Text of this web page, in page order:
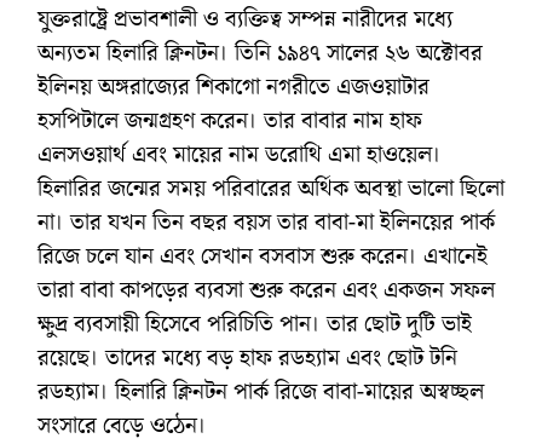
যুক্তরাষ্ট্রে প্রভাবশালী ও ব্যক্তিত্ব সম্পন্ন নারীদের মধ্যে
অন্যতম হিলারি ক্লিনটন। তিনি ১৯৪৭ সালের ২৬ অক্টোবর
ইলিনয় অঙ্গরাজ্যের শিকাগো নগরীতে এজওয়াটার
হসপিটালে জন্মগ্রহণ করেন। তার বাবার নাম হাফ
এলসওয়ার্থ এবং মায়ের নাম ডরোথি এমা হাওয়েল।
হিলারির জন্মের সময় পরিবারের অর্থিক অবস্থা ভালো ছিলো
না। তার যখন তিন বছর বয়স তার বাবা-মা ইলিনয়ের পার্ক
রিজে চলে যান এবং সেখান বসবাস শুরু করেন। এখানেই
তারা বাবা কাপড়ের ব্যবসা শুরু করেন এবং একজন সফল
ক্ষুদ্র ব্যবসায়ী হিসেবে পরিচিতি পান। তার ছোট দুটি ভাই
রয়েছে। তাদের মধ্যে বড় হাফ রডহ্যাম এবং ছোট টনি
রডহ্যাম। হিলারি ক্লিনটন পার্ক রিজে বাবা-মায়ের অস্বচ্ছল
সংসারে বেড়ে ওঠেন।